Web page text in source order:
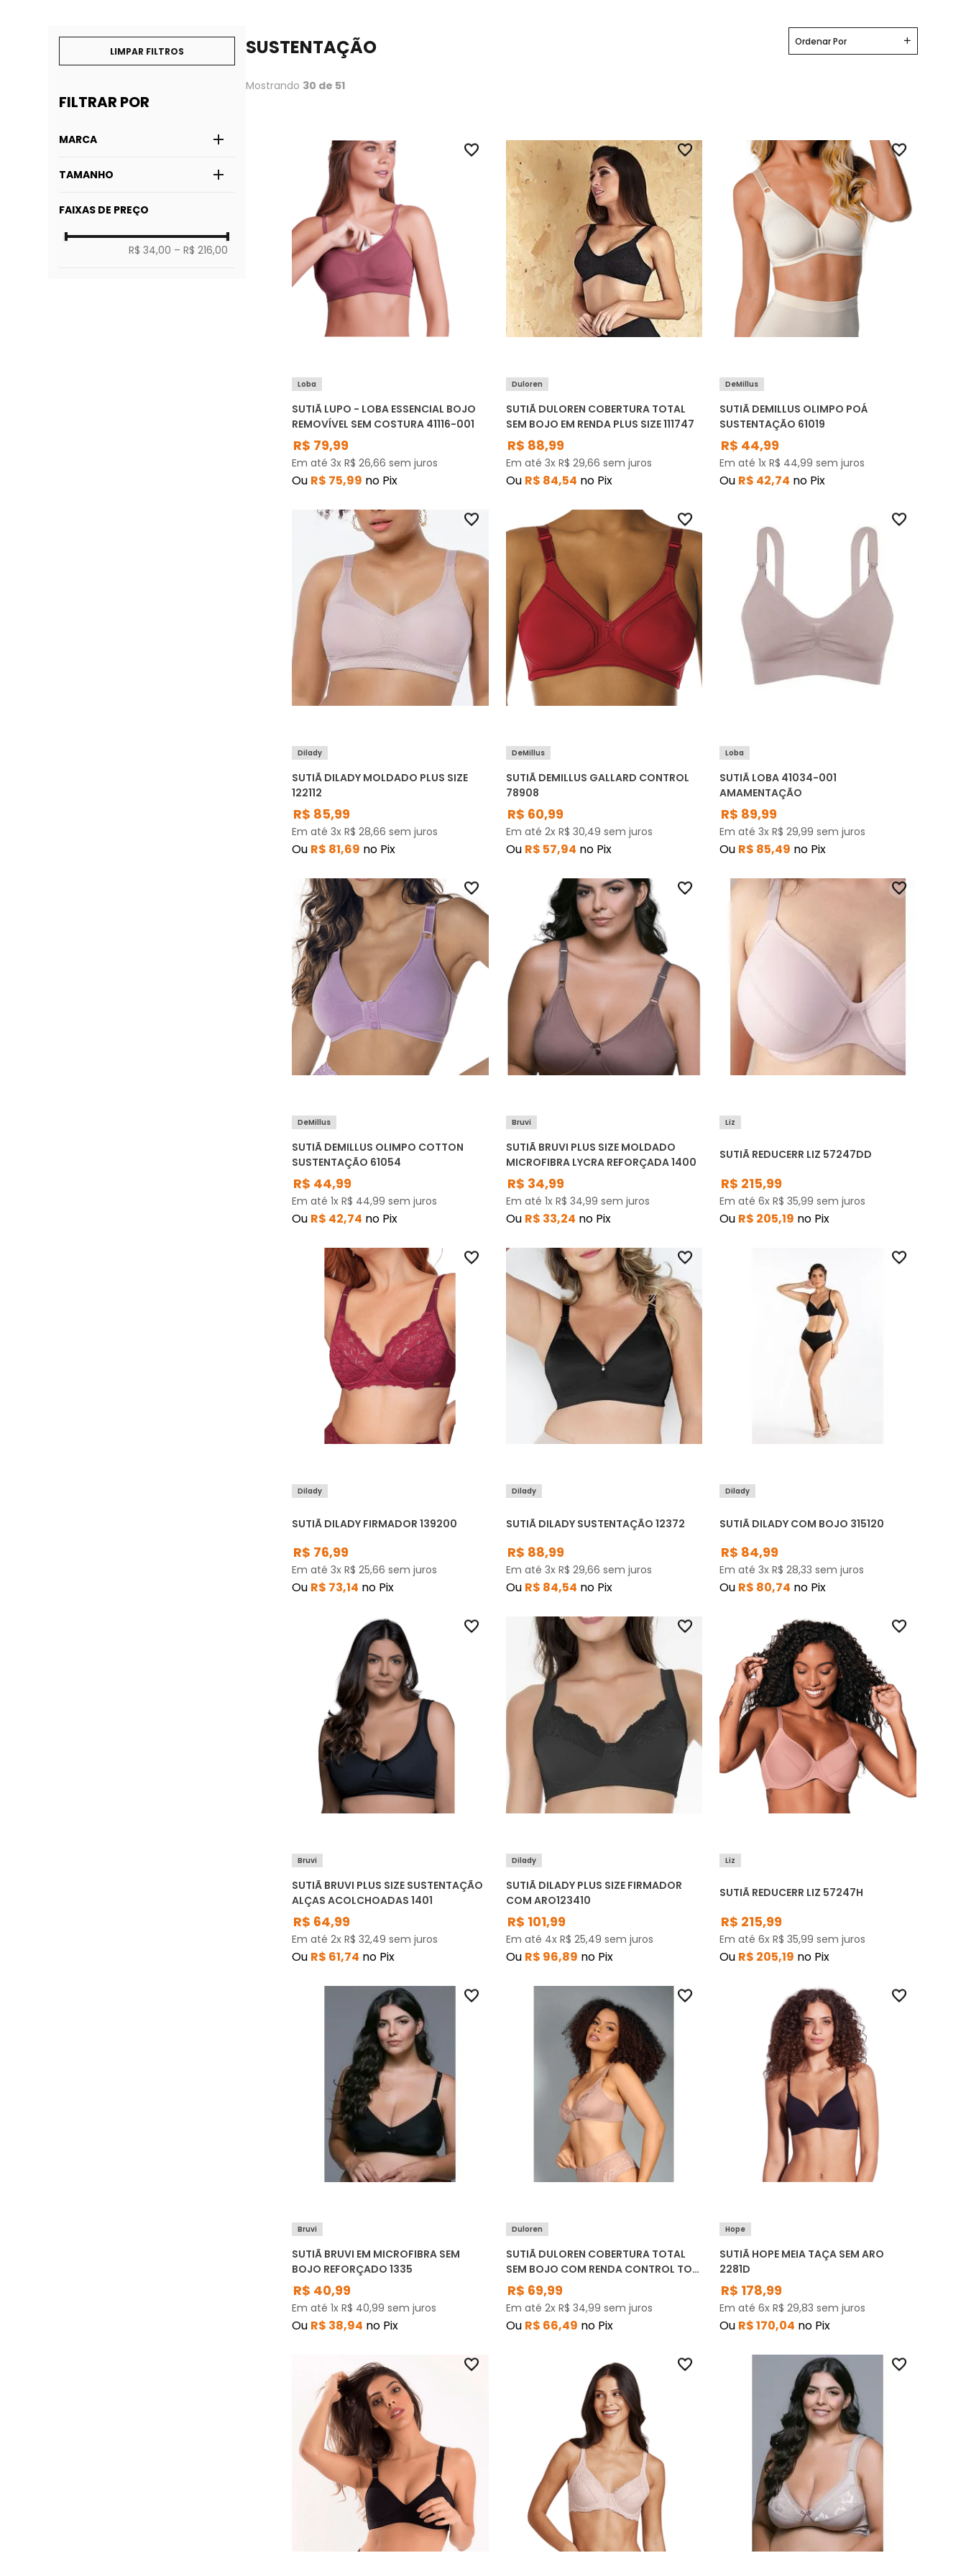
MARCA
Liz
Bruvi
Loba
Hope
TAMANHO
50D
P
FAIXAS DE PREÇO
R$ 34,00 – R$ 216,00
SUSTENTAÇÃO
Mostrando 30 de 51
Ordenar Por
Loba
SUTIÃ LUPO - LOBA ESSENCIAL BOJO
REMOVÍVEL SEM COSTURA 41116-001
R$ 79,99
Em até3xR$ 26,66 sem juros
Ou R$ 75,99 no Pix
Duloren
SUTIÃ DULOREN COBERTURA TOTAL
SEM BOJO EM RENDA PLUS SIZE 111747
R$ 88,99
Em até 3x R$ 29,66 sem juros
Ou R$ 84,54 no Pix
DeMillus
SUTIÃ DEMILLUS OLIMPO POÁ
SUSTENTAÇÃO 61019
R$ 44,99
Em até1xR$ 44,99 sem juros
Ou R$ 42,74 no Pix
Dilady
SUTIÃ DILADY MOLDADO PLUS SIZE
122112
R$ 85,99
Em até3xR$ 28,66 sem juros
Ou R$ 81,69 no Pix
DeMillus
SUTIÃ DEMILLUS GALLARD CONTROL
78908
R$ 60,99
Em até 2x R$ 30,49 sem juros
Ou R$ 57,94 no Pix
Loba
SUTIÃ LOBA 41034-001
AMAMENTAÇÃO
R$ 89,99
Em até3xR$ 29,99 sem juros
Ou R$ 85,49 no Pix
DeMillus
SUTIÃ DEMILLUS OLIMPO COTTON
SUSTENTAÇÃO 61054
R$ 44,99
Em até1xR$ 44,99 sem juros
Ou R$ 42,74 no Pix
Bruvi
SUTIÃ BRUVI PLUS SIZE MOLDADO
MICROFIBRA LYCRA REFORÇADA 1400
R$ 34,99
Em até 1x R$ 34,99 sem juros
Ou R$ 33,24 no Pix
Liz
SUTIÃ REDUCERR LIZ 57247DD
R$ 215,99
Em até6xR$ 35,99 sem juros
Ou R$ 205,19 no Pix
Dilady
SUTIÃ DILADY FIRMADOR 139200
R$ 76,99
Em até3xR$ 25,66 sem juros
Ou R$ 73,14 no Pix
Dilady
SUTIÃ DILADY SUSTENTAÇÃO 12372
R$ 88,99
Em até 3x R$ 29,66 sem juros
Ou R$ 84,54 no Pix
Dilady
SUTIÃ DILADY COM BOJO 315120
R$ 84,99
Em até3xR$ 28,33 sem juros
Ou R$ 80,74 no Pix
Bruvi
SUTIÃ BRUVI PLUS SIZE SUSTENTAÇÃO
ALÇAS ACOLCHOADAS 1401
R$ 64,99
Em até2xR$ 32,49 sem juros
Ou R$ 61,74 no Pix
Dilady
SUTIÃ DILADY PLUS SIZE FIRMADOR
COM ARO123410
R$ 101,99
Em até 4x R$ 25,49 sem juros
Ou R$ 96,89 no Pix
Liz
SUTIÃ REDUCERR LIZ 57247H
R$ 215,99
Em até6xR$ 35,99 sem juros
Ou R$ 205,19 no Pix
Bruvi
SUTIÃ BRUVI EM MICROFIBRA SEM
BOJO REFORÇADO 1335
R$ 40,99
Em até1xR$ 40,99 sem juros
Ou R$ 38,94 no Pix
Duloren
SUTIÃ DULOREN COBERTURA TOTAL
SEM BOJO COM RENDA CONTROL TOP
121577
R$ 69,99
Em até 2x R$ 34,99 sem juros
Ou R$ 66,49 no Pix
Hope
SUTIÃ HOPE MEIA TAÇA SEM ARO
2281D
R$ 178,99
Em até6xR$ 29,83 sem juros
Ou R$170,04 no Pix